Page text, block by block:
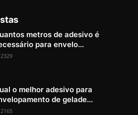
metros de adesivo é
para envelo...
2329
o melhor adesivo para
de gelade...
2165